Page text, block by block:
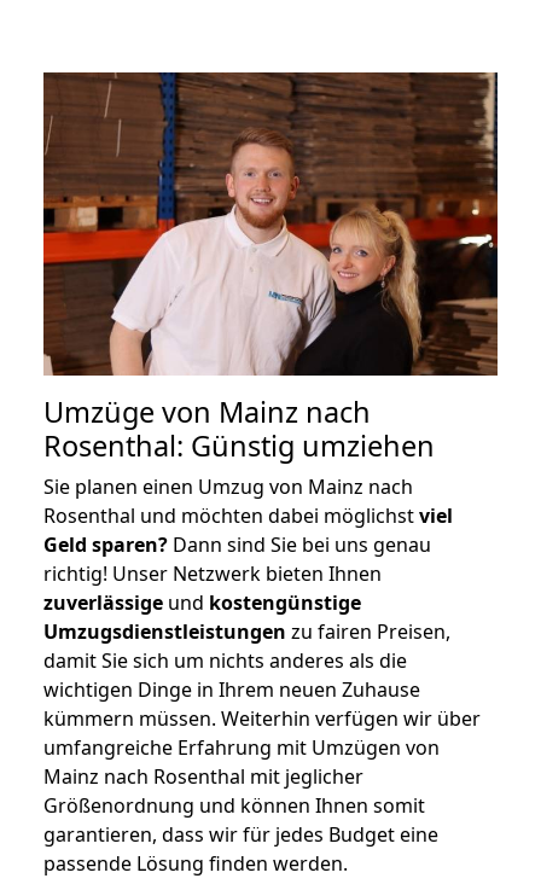
Umzüge von Mainz nach
Rosenthal: Günstig umziehen
Sie planen einen Umzug von Mainz nach
Rosenthal und möchten dabei möglichstviel
Geld sparen? Dann sind Sie bei uns genau
richtig! Unser Netzwerk bieten Ihnen
zuverlässige und kostengünstige
Umzugsdienstleistungen zu fairen Preisen,
damit Sie sich um nichts anderes als die
wichtigen Dinge in Ihrem neuen Zuhause
kümmern müssen. Weiterhin verfügen wir über
umfangreiche Erfahrung mit Umzügen von
Mainz nach Rosenthal mit jeglicher
Größenordnung und können Ihnen somit
garantieren, dass wir für jedes Budget eine
passende Lösung finden werden.